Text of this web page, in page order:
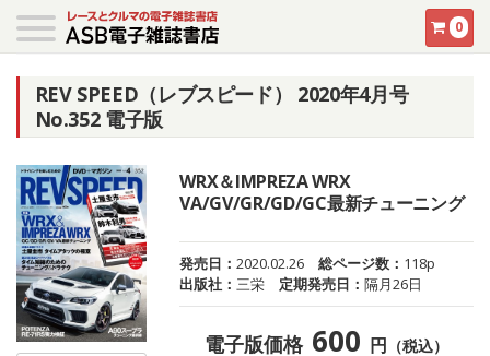
0
REV SPEED（レブスピード） 2020年4月号
No.352 電子版
WRX＆IMPREZA WRX
VA/GV/GR/GD/GC最新チューニング
発売日：2020.02.26 総ページ数： 118p
出版社：三栄 定期発売日：隔月26日
電子版価格 600 円 （税込）